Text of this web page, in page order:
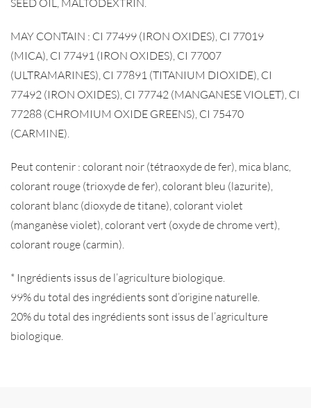
SEED OIL, MALTODEXTRIN.
MAY CONTAIN : CI 77499 (IRON OXIDES), CI 77019
(MICA), CI 77491 (IRON OXIDES), CI 77007
(ULTRAMARINES), CI 77891 (TITANIUM DIOXIDE), CI
77492 (IRON OXIDES), CI 77742 (MANGANESE VIOLET), CI
77288 (CHROMIUM OXIDE GREENS), CI 75470
(CARMINE).
Peut contenir : colorant noir (tétraoxyde de fer), mica blanc,
colorant rouge (trioxyde de fer), colorant bleu (lazurite),
colorant blanc (dioxyde de titane), colorant violet
(manganèse violet), colorant vert (oxyde de chrome vert),
colorant rouge (carmin).
* Ingrédients issus de l’agriculture biologique.
99% du total des ingrédients sont d’origine naturelle.
20% du total des ingrédients sont issus de l’agriculture
biologique.